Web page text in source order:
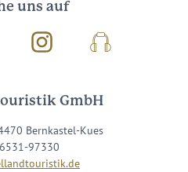
uns auf
InstagramPodcast
GmbH
Bernkastel-Kues
97330